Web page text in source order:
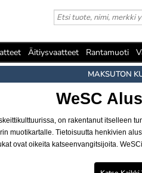
Äitiysvaatteet Rantamuoti
MAKSUTON
WeSC
on rakentanut
muotikartalle. Tietoisuutta henkivien
ovat oikeita katseenvangitsijoita.